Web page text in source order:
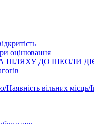
оцінювання
”НА ШЛЯХУ ДО ШКОЛИ
Наявність вільних